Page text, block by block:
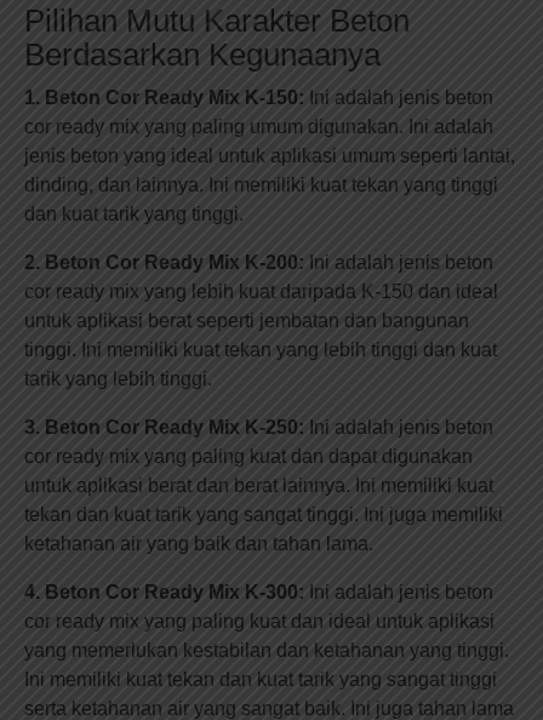
Pilihan Mutu Karakter Beton
Berdasarkan Kegunaanya
1. Beton Cor Ready Mix K-150: Ini adalah jenis beton
cor ready mix yang paling umum digunakan. Ini adalah
jenis beton yang ideal untuk aplikasi umum seperti lantai,
dinding, dan lainnya. Ini memiliki kuat tekan yang tinggi
dan kuat tarik yang tinggi.
2. Beton Cor Ready Mix K-200: Ini adalah jenis beton
cor ready mix yang lebih kuat daripada K-150 dan ideal
untuk aplikasi berat seperti jembatan dan bangunan
tinggi. Ini memiliki kuat tekan yang lebih tinggi dan kuat
tarik yang lebih tinggi.
3. Beton Cor Ready Mix K-250: Ini adalah jenis beton
cor ready mix yang paling kuat dan dapat digunakan
untuk aplikasi berat dan berat lainnya. Ini memiliki kuat
tekan dan kuat tarik yang sangat tinggi. Ini juga memiliki
ketahanan air yang baik dan tahan lama.
4. Beton Cor Ready Mix K-300: Ini adalah jenis beton
cor ready mix yang paling kuat dan ideal untuk aplikasi
yang memerlukan kestabilan dan ketahanan yang tinggi.
Ini memiliki kuat tekan dan kuat tarik yang sangat tinggi
serta ketahanan air yang sangat baik. Ini juga tahan lama